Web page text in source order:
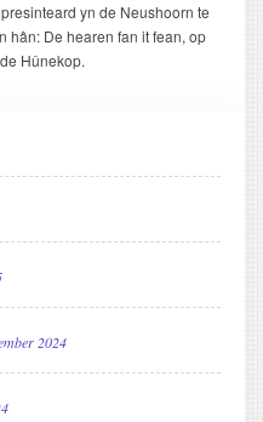
yn de Neushoorn te
hân: De hearen fan it fean, op
Hûnekop.
2024